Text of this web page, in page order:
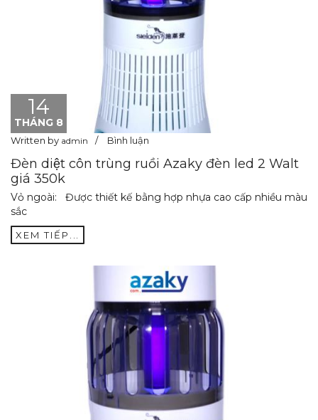
14
THÁNG 8
Written by admin Bình luận
Đèn diệt côn trùng ruồi Azaky đèn led 2 Walt
giá 350k
Vỏ ngoài: Được thiết kế bằng hợp nhựa cao cấp nhiều màu
sắc
XEM TIẾP...